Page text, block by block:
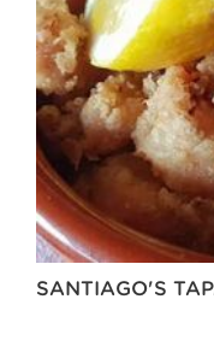
SANTIAGO'S